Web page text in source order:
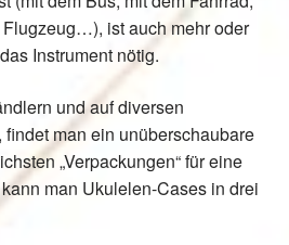
nach Gehör
Flugzeug…), ist auch mehr oder
Instrument nötig.
und auf diversen
man ein unüberschaubare
„Verpackungen“ für eine
man Ukulelen-Cases in drei